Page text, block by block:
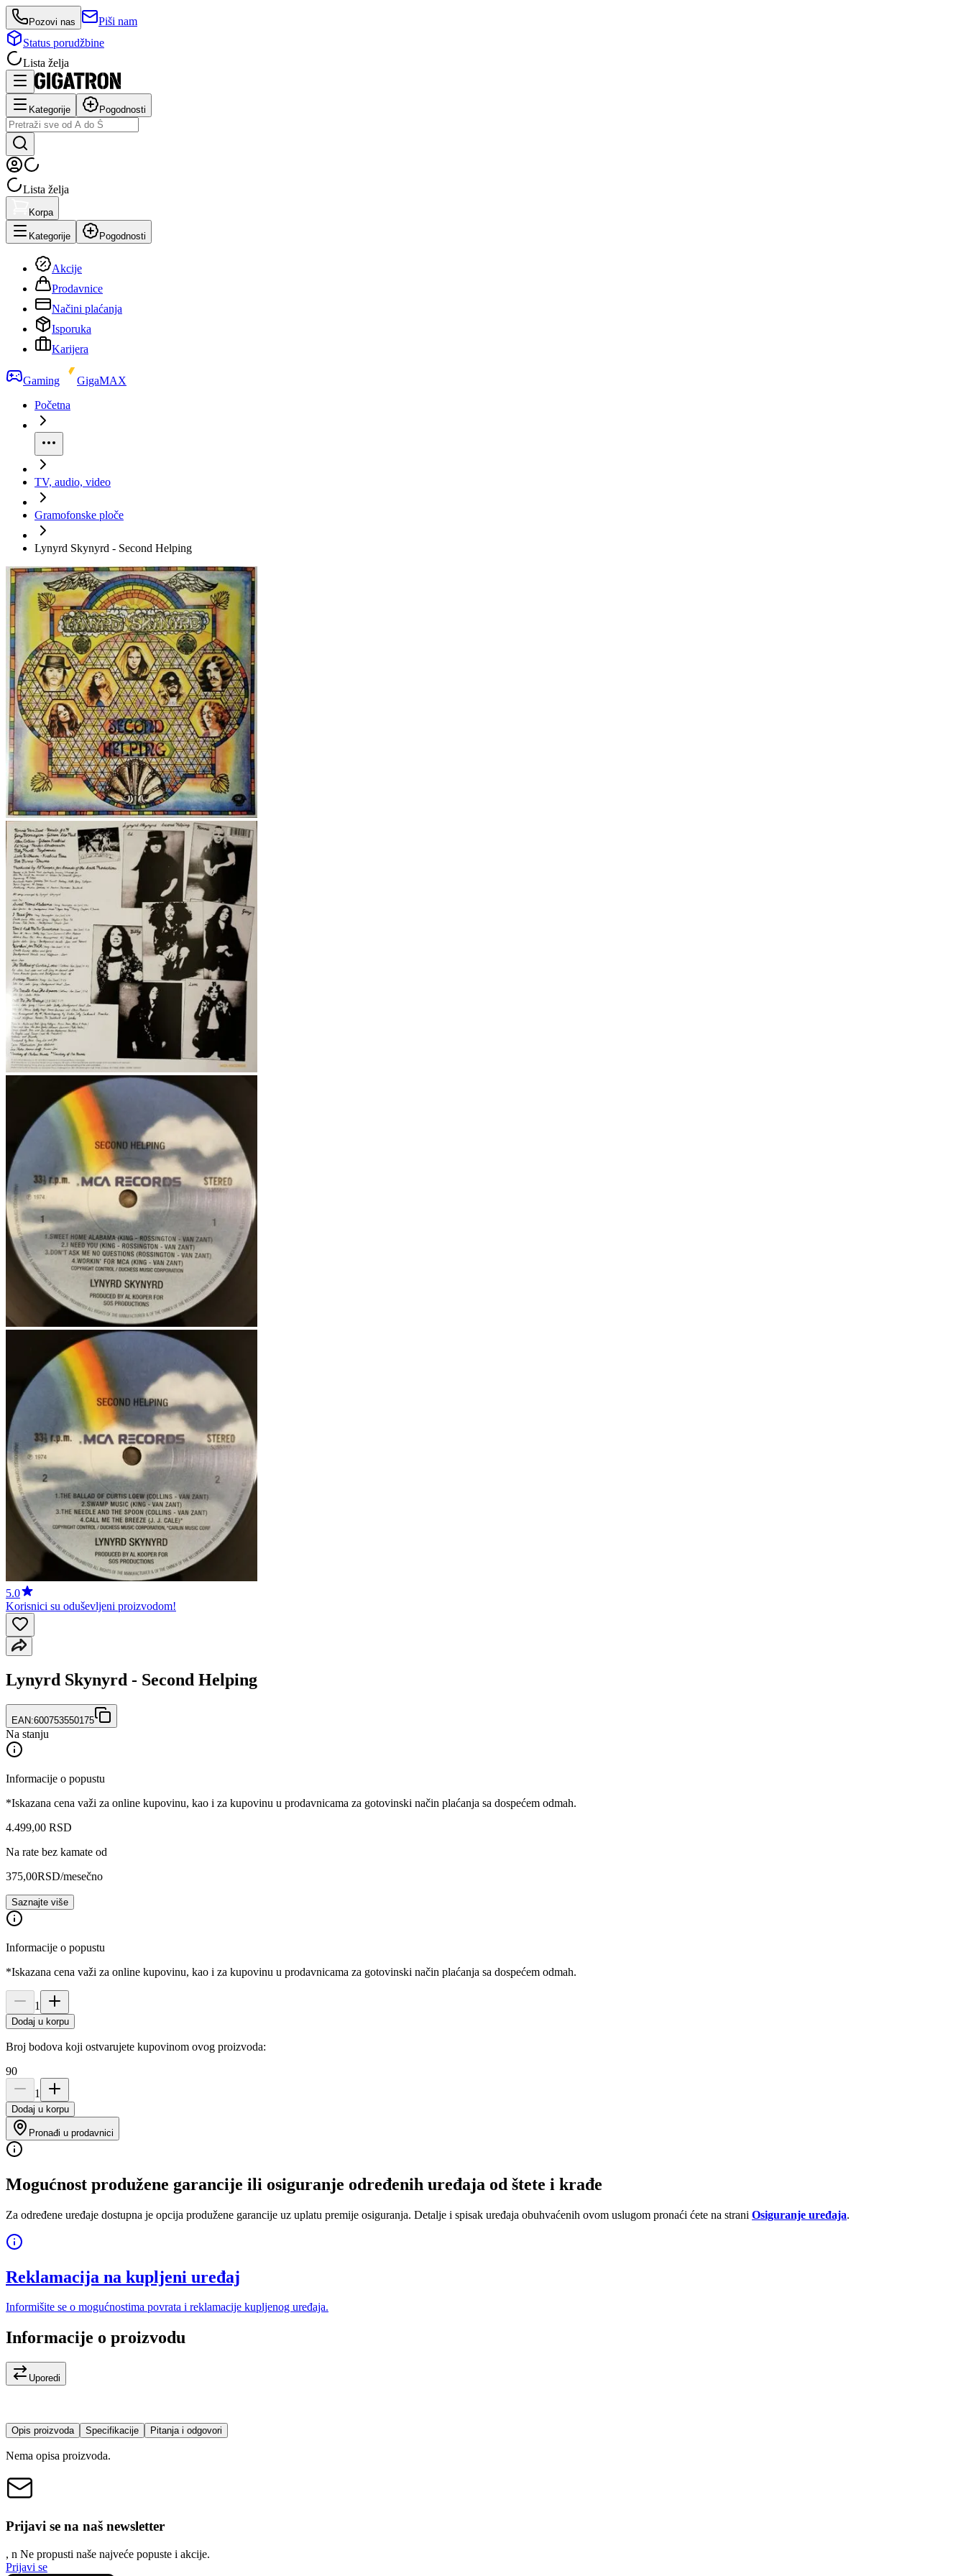
Pozovi nas
Piši nam
Status porudžbine
Lista želja
Kategorije Pogodnosti
Lista želja
Korpa
Kategorije Pogodnosti
Akcije
Prodavnice
Načini plaćanja
Isporuka
Karijera
Gaming
GigaMAX
Početna
TV, audio, video
Gramofonske ploče
Lynyrd Skynyrd - Second Helping
5.0
Korisnici su oduševljeni proizvodom!
Lynyrd Skynyrd - Second Helping
EAN:600753550175
Na stanju
Informacije o popustu
*Iskazana cena važi za online kupovinu, kao i za kupovinu u prodavnicama za gotovinski način plaćanja sa dospećem odmah.
4.499,00 RSD
Na rate bez kamate od
375,00RSD/mesečno
Saznajte više
Informacije o popustu
*Iskazana cena važi za online kupovinu, kao i za kupovinu u prodavnicama za gotovinski način plaćanja sa dospećem odmah.
1
Dodaj u korpu
Broj bodova koji ostvarujete kupovinom ovog proizvoda:
90
1
Dodaj u korpu
Pronađi u prodavnici
Mogućnost produžene garancije ili osiguranje određenih uređaja od štete i krađe
Za određene uređaje dostupna je opcija produžene garancije uz uplatu premije osiguranja. Detalje i spisak uređaja obuhvaćenih ovom uslugom pronaći ćete na strani Osiguranje uređaja.
Reklamacija na kupljeni uređaj
Informišite se o mogućnostima povrata i reklamacije kupljenog uređaja.
Informacije o proizvodu
Uporedi
Opis proizvoda Specifikacije Pitanja i odgovori
Nema opisa proizvoda.
Prijavi se na naš newsletter
, n Ne propusti naše najveće popuste i akcije.
Prijavi se